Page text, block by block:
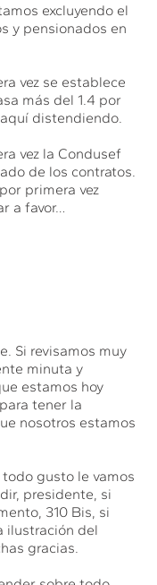
excluyendo el
y pensionados en
vez se establece
más del 1.4 por
distendiendo.
vez la Condusef
de los contratos.
primera vez
a favor…
Si revisamos muy
minuta y
estamos hoy
tener la
nosotros estamos
gusto le vamos
presidente, si
310 Bis, si
ilustración del
gracias.